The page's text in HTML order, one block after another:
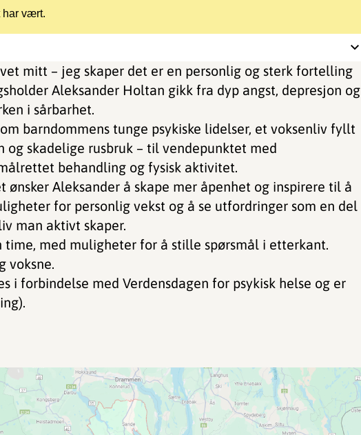
har vært.
mitt – jeg skaper det er en personlig og sterk fortelling
Aleksander Holtan gikk fra dyp angst, depresjon og
i sårbarhet.
barndommens tunge psykiske lidelser, et voksenliv fyllt
og skadelige rusbruk – til vendepunktet med
behandling og fysisk aktivitet.
ønsker Aleksander å skape mer åpenhet og inspirere til å
for personlig vekst og å se utfordringer som en del
man aktivt skaper.
time, med muligheter for å stille spørsmål i etterkant.
voksne.
i forbindelse med Verdensdagen for psykisk helse og er